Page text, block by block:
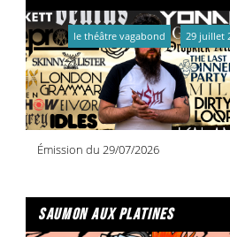
Émission du 29/07/2026
le théâtre vagabond 29 juillet
saumon aux platines